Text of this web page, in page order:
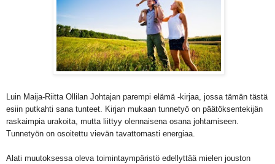
Luin Maija-Riitta Ollilan Johtajan parempi elämä -kirjaa, jossa tämän tästä
esiin putkahti sana tunteet. Kirjan mukaan tunnetyö on päätöksentekijän
raskaimpia urakoita, mutta liittyy olennaisena osana johtamiseen.
Tunnetyön on osoitettu vievän tavattomasti energiaa.
Alati muutoksessa oleva toimintaympäristö edellyttää mielen jouston